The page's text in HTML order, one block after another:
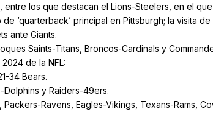
los que destacan el Lions-Steelers, en el
‘quarterback’ principal en Pittsburgh; la visita
ante Giants.
Saints-Titans, Broncos-Cardinals y
de la NFL:
34 Bears.
y Raiders-49ers.
Ravens, Eagles-Vikings, Texans-Rams,